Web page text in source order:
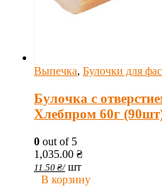
Выпечка, Булочки для
Булочка с
Хлебпром 60г
0 out of 5
1,035.00 ₴
11.50 ₴/ шт
В корзину